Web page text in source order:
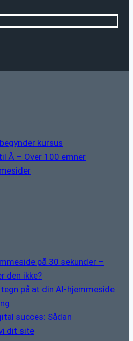
kursus
Å – Over 100 emner
på 30 sekunder –
den ikke?
på at din AI-hjemmeside
succes: Sådan
dit site